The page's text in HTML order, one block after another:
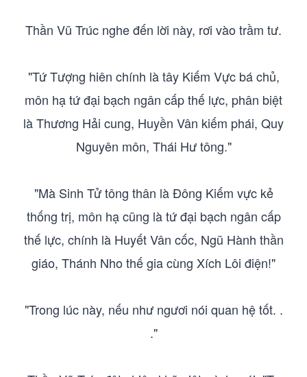
Thần Vũ Trúc nghe đến lời này, rơi vào trầm tư.
"Tứ Tượng hiên chính là tây Kiếm Vực bá chủ,
môn hạ tứ đại bạch ngân cấp thế lực, phân biệt
là Thương Hải cung, Huyền Vân kiếm phái, Quy
Nguyên môn, Thái Hư tông."
"Mà Sinh Tử tông thân là Đông Kiếm vực kẻ
thống trị, môn hạ cũng là tứ đại bạch ngân cấp
thế lực, chính là Huyết Vân cốc, Ngũ Hành thần
giáo, Thánh Nho thế gia cùng Xích Lôi điện!"
"Trong lúc này, nếu như ngươi nói quan hệ tốt. .
."